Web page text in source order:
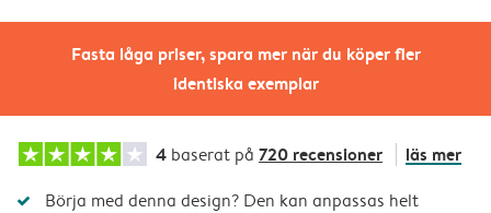
Fasta låga priser, spara mer när du köper fler
identiska exemplar
4 baserat på 720 recensioner läs mer
Börja med denna design? Den kan anpassas helt